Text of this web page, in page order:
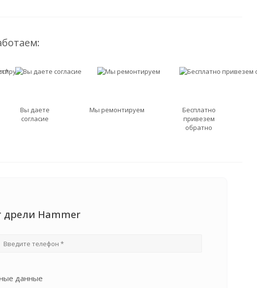
Вы даете
согласие
Мы ремонтируем
Бесплатно
привезем
обратно
дрели Hammer
данные